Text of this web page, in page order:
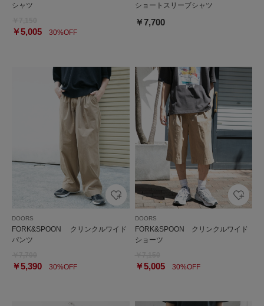
シャツ
￥5,005 30%OFF
ショートスリーブシャツ
￥7,700
DOORS
FORK&SPOON クリンクルワイド
パンツ
￥5,390 30%OFF
DOORS
FORK&SPOON クリンクルワイド
ショーツ
￥5,00530%OFF